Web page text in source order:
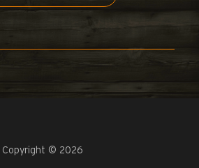
Copyright © 2026